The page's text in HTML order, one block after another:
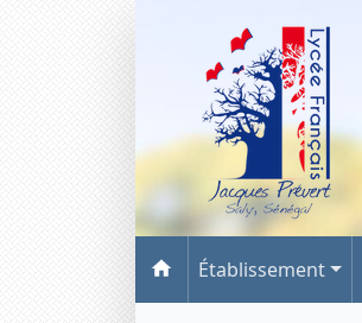
Établissement